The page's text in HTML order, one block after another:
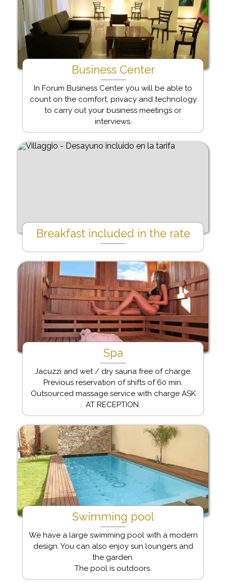
Business Center
In Forum Business Center you will be able to
count on the comfort, privacy and technology
to carry out your business meetings or
interviews.
Breakfast included in the rate
Spa
Jacuzzi and wet / dry sauna free of charge.
Previous reservation of shifts of 60 min.
Outsourced massage service with charge ASK
AT RECEPTION.
Swimming pool
We have a large swimming pool with a modern
design. You can also enjoy sun loungers and
the garden.
The pool is outdoors.